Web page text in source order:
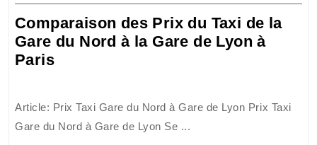
2026
Comparaison des Prix du Taxi de la
Gare du Nord à la Gare de Lyon à
ParisComparaison
du
Taxi
Article: Prix Taxi Gare du Nord à Gare de Lyon Prix Taxi
Gare du Nord à Gare de Lyon Se ...